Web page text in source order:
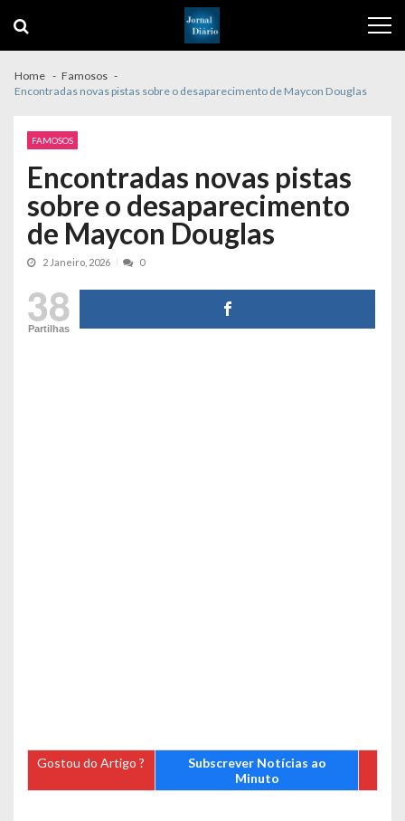
navigation
content
Home
Famosos
Encontradas novas pistas sobre o desaparecimento de Maycon Douglas
FAMOSOS
Encontradas novas pistas
sobre o desaparecimento
de Maycon Douglas
2 Janeiro, 2026 0
38
Partilhas
Gostou do Artigo ?
Subscrever Notícias ao
Minuto